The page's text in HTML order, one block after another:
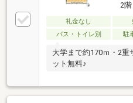
2
礼金なし
バス・トイレ別
駐
大学まで約170ｍ・2重
ット無料♪